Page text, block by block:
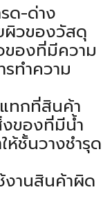
ด-ด่าง
ผิวของวัสดุ
ของที่มีความ
ทำความ
ทกที่สินค้า
ของที่มีน้ำ
ห้ชั้นวางชำรุด
งานสินค้าผิด